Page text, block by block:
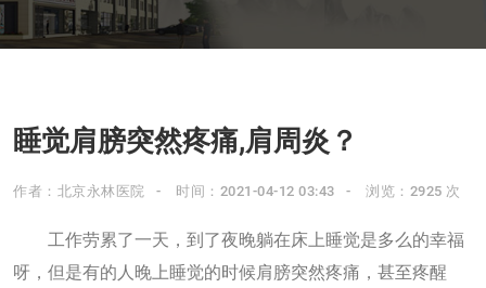
睡觉肩膀突然疼痛,肩周炎？
作者：北京永林医院 时间：2021-04-12 03:43 浏览：2925 次
工作劳累了一天，到了夜晚躺在床上睡觉是多么的幸福
呀，但是有的人晚上睡觉的时候肩膀突然疼痛，甚至疼醒